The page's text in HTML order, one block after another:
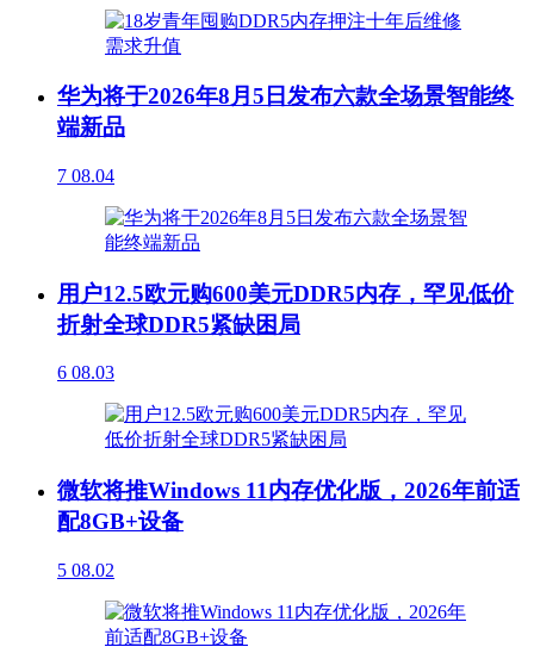
华为将于2026年8月5日发布六款全场景智能终
端新品
7 08.04
用户12.5欧元购600美元DDR5内存，罕见低价
折射全球DDR5紧缺困局
6 08.03
微软将推Windows 11内存优化版，2026年前适
配8GB+设备
5 08.02